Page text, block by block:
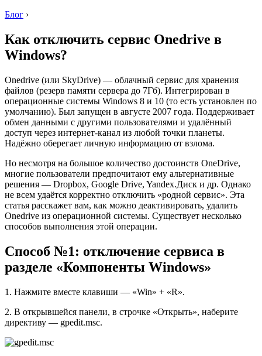
Блог ›
Как отключить сервис Onedrive в
Windows?
Onedrive (или SkyDrive) — облачный сервис для хранения
файлов (резерв памяти сервера до 7Гб). Интегрирован в
операционные системы Windows 8 и 10 (то есть установлен по
умолчанию). Был запущен в августе 2007 года. Поддерживает
обмен данными с другими пользователями и удалённый
доступ через интернет-канал из любой точки планеты.
Надёжно оберегает личную информацию от взлома.
Но несмотря на большое количество достоинств OneDrive,
многие пользователи предпочитают ему альтернативные
решения — Dropbox, Google Drive, Yandex.Диск и др. Однако
не всем удаётся корректно отключить «родной сервис». Эта
статья расскажет вам, как можно деактивировать, удалить
Onedrive из операционной системы. Существует несколько
способов выполнения этой операции.
Способ №1: отключение сервиса в
разделе «Компоненты Windows»
1. Нажмите вместе клавиши — «Win» + «R».
2. В открывшейся панели, в строчке «Открыть», наберите
директиву — gpedit.msc.